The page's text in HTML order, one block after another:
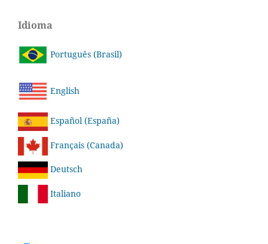
Idioma
Português (Brasil)
English
Español (España)
Français (Canada)
Deutsch
Italiano